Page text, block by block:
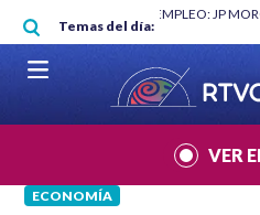
Pasar al contenido principal
Temas del día:
"HABLAR NO ES UN CRIMEN":
VER
ECONOMÍA